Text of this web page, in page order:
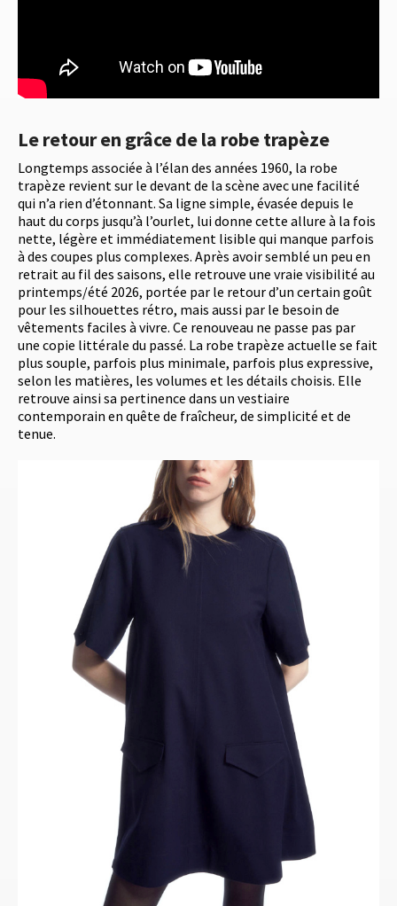
Le retour en grâce de la robe trapèze
Longtemps associée à l’élan des années 1960, la robe
trapèze revient sur le devant de la scène avec une facilité
qui n’a rien d’étonnant. Sa ligne simple, évasée depuis le
haut du corps jusqu’à l’ourlet, lui donne cette allure à la fois
nette, légère et immédiatement lisible qui manque parfois
à des coupes plus complexes. Après avoir semblé un peu en
retrait au fil des saisons, elle retrouve une vraie visibilité au
printemps/été 2026, portée par le retour d’un certain goût
pour les silhouettes rétro, mais aussi par le besoin de
vêtements faciles à vivre. Ce renouveau ne passe pas par
une copie littérale du passé. La robe trapèze actuelle se fait
plus souple, parfois plus minimale, parfois plus expressive,
selon les matières, les volumes et les détails choisis. Elle
retrouve ainsi sa pertinence dans un vestiaire
contemporain en quête de fraîcheur, de simplicité et de
tenue.